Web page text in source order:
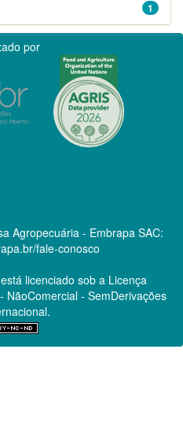
1
por
Agropecuária - Embrapa SAC:
fale-conosco
licenciado sob a Licença
NãoComercial - SemDerivações